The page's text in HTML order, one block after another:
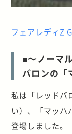
フェアレディZ
■～ノーマ
バロンの「
私は「レッドバ
い）、「マッハ
登場しました。